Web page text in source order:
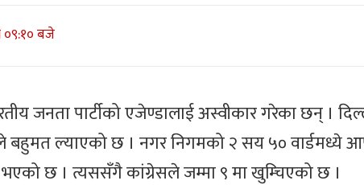
बजे
जनता पार्टीको एजेण्डालाई अस्वीकार गरेका छन् ।
बहुमत ल्याएको छ । नगर निगमको २ सय ५० वार्डमध्ये
छ । त्यससँगै कांग्रेसले जम्मा ९ मा खुम्चिएको छ ।